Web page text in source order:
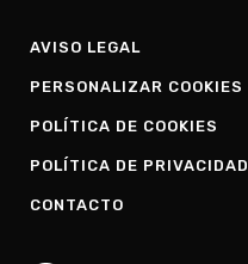
AVISO LEGAL
PERSONALIZAR COOKIES
POLÍTICA DE COOKIES
POLÍTICA DE PRIVACIDAD
CONTACTO